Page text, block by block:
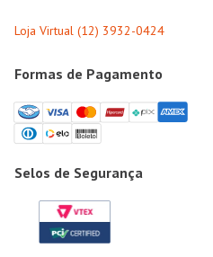
Formas de Pagamento
Selos de Segurança